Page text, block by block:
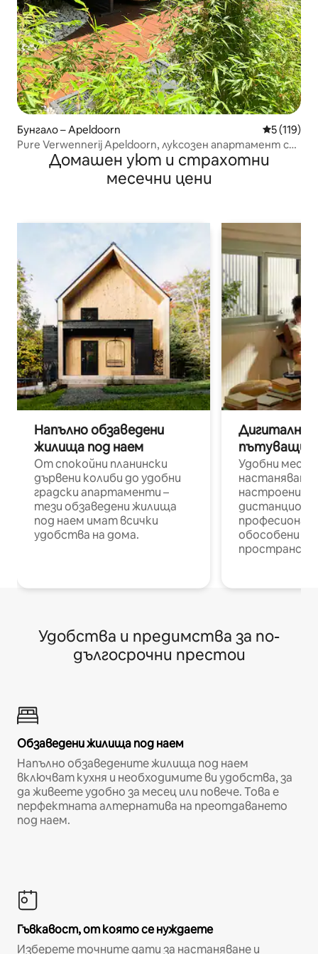
Бунгало – Apeldoorn Средна
5 (119)
Pure Verwennerij Apeldoorn, луксозен апартамент с
джакузиДомашен уют и страхотни
месечни цени
Напълно обзаведени
жилища под наем
От спокойни планински
дървени колиби до удобни
градски апартаменти –
тези обзаведени жилища
под наем имат всички
удобства на дома.
Дигитални
пътуващи
Удобни
настаняване
настроени и
обособени
Удобства и предимства за по-
дългосрочни престои
Обзаведени жилища под наем
Напълно обзаведените жилища под наем
включват кухня и необходимите ви удобства, за
да живеете удобно за месец или повече. Това е
перфектната алтернатива на преотдаването
под наем.
Гъвкавост, от която се нуждаете
Изберете точните дати за настаняване и